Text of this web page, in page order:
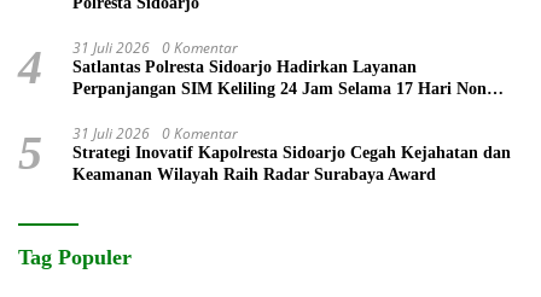
4 31 Juli 2026 0 Komentar
Satlantas Polresta Sidoarjo Hadirkan Layanan
Perpanjangan SIM Keliling 24 Jam Selama 17 Hari Non
5 31 Juli 2026 0 Komentar
Strategi Inovatif Kapolresta Sidoarjo Cegah Kejahatan dan
Keamanan Wilayah Raih Radar Surabaya Award
Tag Populer